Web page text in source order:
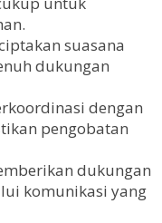
suasana
dukungan
dengan
pengobatan
dukungan
komunikasi yang